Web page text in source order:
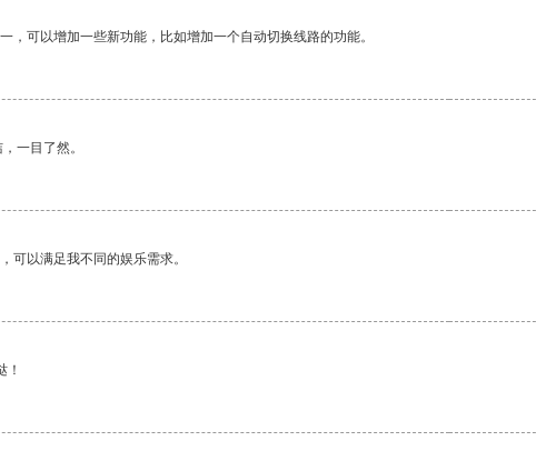
，可以增加一些新功能，比如增加一个自动切换线路的功能。
一目了然。
可以满足我不同的娱乐需求。
！